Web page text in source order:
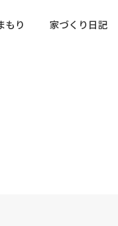
もり 家づくり日記